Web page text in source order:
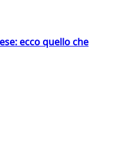
ecco quello che